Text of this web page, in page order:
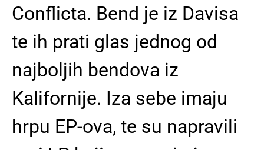
Conflicta. Bend je iz Davisa
te ih prati glas jednog od
najboljih bendova iz
Kalifornije. Iza sebe imaju
hrpu EP-ova, te su napravili